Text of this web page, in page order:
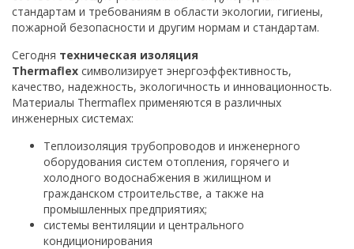
стандартам и требованиям в области экологии, гигиены,
пожарной безопасности и другим нормам и стандартам.
Сегодня техническая изоляция
Thermaflex символизирует энергоэффективность,
качество, надежность, экологичность и инновационность.
Материалы Thermaflex применяются в различных
инженерных системах:
Теплоизоляция трубопроводов и инженерного
оборудования систем отопления, горячего и
холодного водоснабжения в жилищном и
гражданском строительстве, а также на
промышленных предприятиях;
системы вентиляции и центрального
кондиционирования